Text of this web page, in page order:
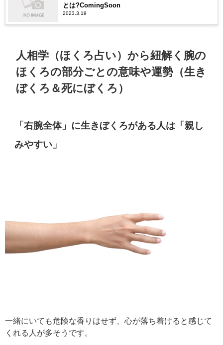
とは?ComingSoon
2023.3.19
人相学（ほくろ占い）から紐解く腕の
ほくろの部分ごとの意味や運勢（生き
ぼくろ＆死にぼくろ）
「右腕全体」に生きぼくろがある人は「親し
みやすい」
一緒にいても危険な香りはせず、心が落ち着けると感じて
くれる人が多そうです。